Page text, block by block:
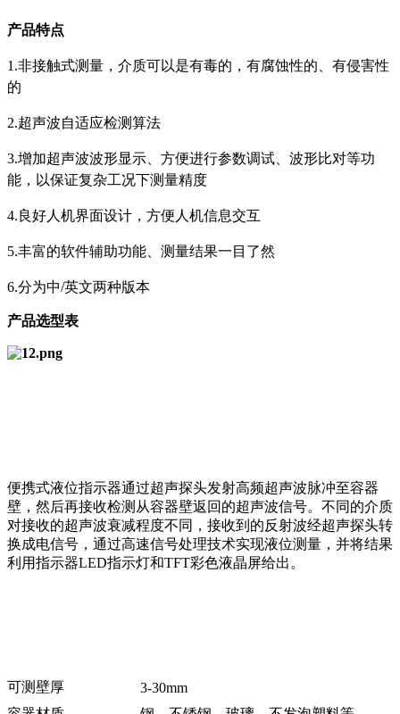
产品特点
1.非接触式测量，介质可以是有毒的，有腐蚀性的、有侵害性
的
2.超声波自适应检测算法
3.增加超声波波形显示、方便进行参数调试、波形比对等功
能，以保证复杂工况下测量精度
4.良好人机界面设计，方便人机信息交互
5.丰富的软件辅助功能、测量结果一目了然
6.分为中/英文两种版本
产品选型表
便携式液位指示器通过超声探头发射高频超声波脉冲至容器
壁，然后再接收检测从容器壁返回的超声波信号。不同的介质
对接收的超声波衰减程度不同，接收到的反射波经超声探头转
换成电信号，通过高速信号处理技术实现液位测量，并将结果
利用指示器LED指示灯和TFT彩色液晶屏给出。
可测壁厚
3-30mm